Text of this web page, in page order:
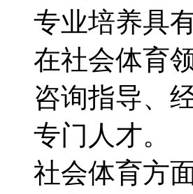
专业培养具
在社会体育
咨询指导、
专门人才。
社会体育方